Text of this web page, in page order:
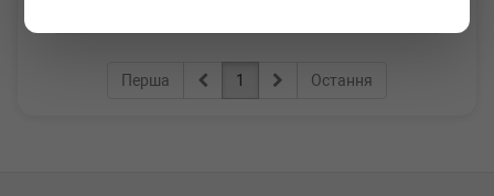
Перша 1 Остання